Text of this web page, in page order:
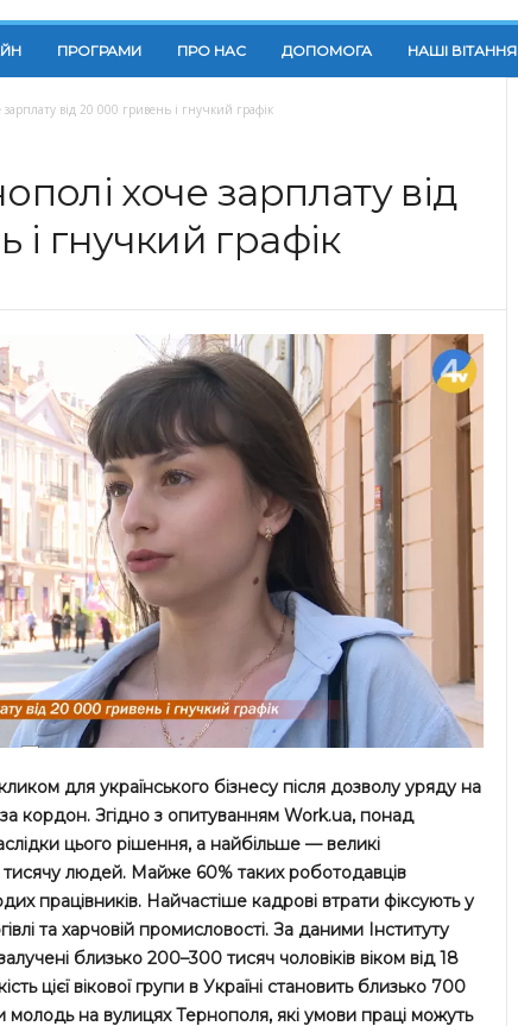
ПРОГРАМИ ПРО НАС ДОПОМОГА НАШІ ВІТАННЯ
від 20 000 гривень і гнучкий графік
хоче зарплату від
і гнучкий графік
для українського бізнесу після дозволу уряду на
за кордон. Згідно з опитуванням Work.ua, понад
цього рішення, а найбільше — великі
людей. Майже 60% таких роботодавців
працівників. Найчастіше кадрові втрати фіксують у
та харчовій промисловості. За даними Інституту
близько 200–300 тисяч чоловіків віком від 18
цієї вікової групи в Україні становить близько 700
на вулицях Тернополя, які умови праці можуть